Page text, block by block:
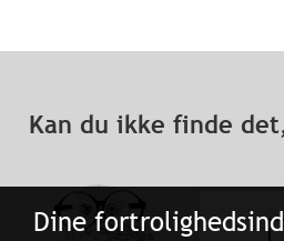
Dine
Kan du ikke finde